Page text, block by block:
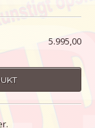
5.995,00